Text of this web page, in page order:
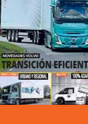
conductores
en Ruta”